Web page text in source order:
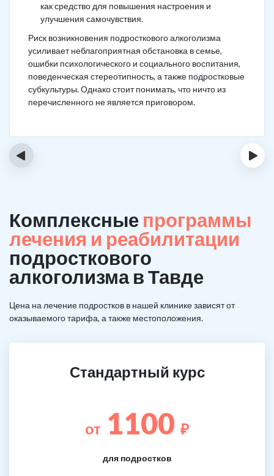
как средство для повышения настроения и
улучшения самочувствия.
Риск возникновения подросткового алкоголизма
усиливает неблагоприятная обстановка в семье,
ошибки психологического и социального воспитания,
поведенческая стереотипность, а также подростковые
субкультуры. Однако стоит понимать, что ничто из
перечисленного не является приговором.
‹ ›
Комплексные программы
лечения и реабилитации
подросткового
алкоголизма в Тавде
Цена на лечение подростков в нашей клинике зависят от
оказываемого тарифа, а также местоположения.
Стандартный курс
от 1100 ₽
для подростков